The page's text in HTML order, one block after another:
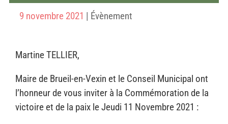
9 novembre 2021 | Évènement
Martine TELLIER,
Maire de Brueil-en-Vexin et le Conseil Municipal ont
l’honneur de vous inviter à la Commémoration de la
victoire et de la paix le Jeudi 11 Novembre 2021 :